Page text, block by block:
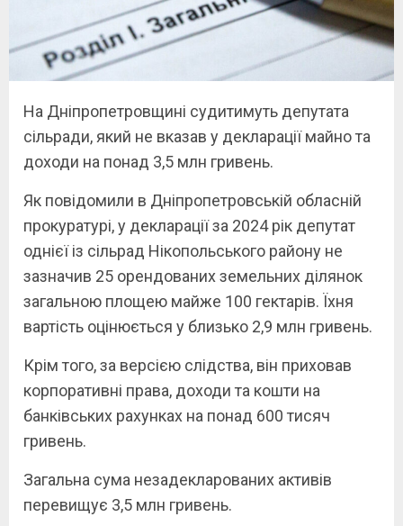
На Дніпропетровщині судитимуть депутата
сільради, який не вказав у декларації майно та
доходи на понад 3,5 млн гривень.
Як повідомили в Дніпропетровській обласній
прокуратурі, у декларації за 2024 рік депутат
однієї із сільрад Нікопольського району не
зазначив 25 орендованих земельних ділянок
загальною площею майже 100 гектарів. Їхня
вартість оцінюється у близько 2,9 млн гривень.
Крім того, за версією слідства, він приховав
корпоративні права, доходи та кошти на
банківських рахунках на понад 600 тисяч
гривень.
Загальна сума незадекларованих активів
перевищує 3,5 млн гривень.